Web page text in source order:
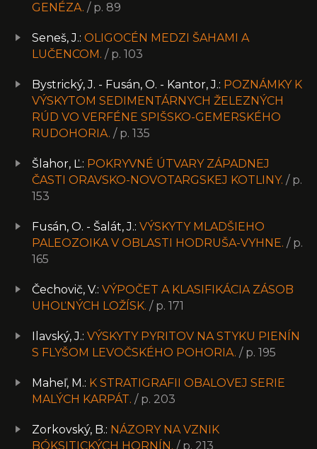
GENÉZA. / p. 89
Seneš, J.: OLIGOCÉN MEDZI ŠAHAMI A
LUČENCOM. / p. 103
Bystrický, J. - Fusán, O. - Kantor, J.: POZNÁMKY K
VÝSKYTOM SEDIMENTÁRNYCH ŽELEZNÝCH
RÚD VO VERFÉNE SPIŠSKO-GEMERSKÉHO
RUDOHORIA. / p. 135
Šlahor, Ľ.: POKRYVNÉ ÚTVARY ZÁPADNEJ
ČASTI ORAVSKO-NOVOTARGSKEJ KOTLINY. / p.
153
Fusán, O. - Šalát, J.: VÝSKYTY MLADŠIEHO
PALEOZOIKA V OBLASTI HODRUŠA-VYHNE. / p.
165
Čechovič, V.: VÝPOČET A KLASIFIKÁCIA ZÁSOB
UHOĽNÝCH LOŽÍSK. / p. 171
Ilavský, J.: VÝSKYTY PYRITOV NA STYKU PIENÍN
S FLYŠOM LEVOČSKÉHO POHORIA. / p. 195
Maheľ, M.: K STRATIGRAFII OBALOVEJ SERIE
MALÝCH KARPÁT. / p. 203
Zorkovský, B.: NÁZORY NA VZNIK
BÓKSITICKÝCH HORNÍN. / p. 213